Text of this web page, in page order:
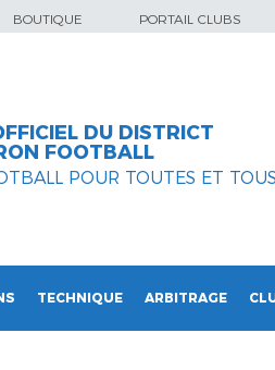
BOUTIQUE PORTAIL CLUBS
DU DISTRICT
FOOTBALL
POUR TOUTES ET TOUS
TECHNIQUE ARBITRAGE